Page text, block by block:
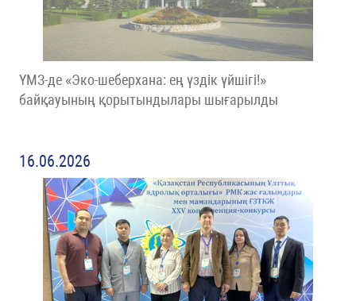
ҮМЗ-де «Эко-шеберхана: ең үздік үйшігі!»
байқауының қорытындылары шығарылды
16.06.2026